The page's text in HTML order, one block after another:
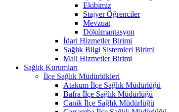
Ekibimiz
Stajyer Öğrenciler
Mevzuat
Dökümantasyon
İdari Hizmetler Birimi
Sağlık Bilgi Sistemleri Birimi
Mali Hizmetler Birimi
Sağlık Kurumları
İlçe Sağlık Müdürlükleri
Atakum İlçe Sağlık Müdürlüğü
Bafra İlçe Sağlık Müdürlüğü
Canik İlçe Sağlık Müdürlüğü